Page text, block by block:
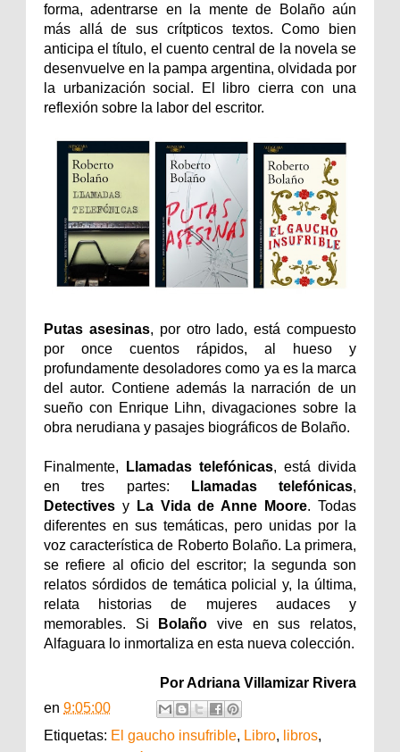
forma, adentrarse en la mente de Bolaño aún
más allá de sus crítpticos textos. Como bien
anticipa el título, el cuento central de la novela se
desenvuelve en la pampa argentina, olvidada por
la urbanización social. El libro cierra con una
reflexión sobre la labor del escritor.
Putas asesinas, por otro lado, está compuesto
por once cuentos rápidos, al hueso y
profundamente desoladores como ya es la marca
del autor. Contiene además la narración de un
sueño con Enrique Lihn, divagaciones sobre la
obra nerudiana y pasajes biográficos de Bolaño.
Finalmente, Llamadas telefónicas, está divida
en tres partes:
Llamadas telefónicas,
Detectives y La Vida de Anne Moore. Todas
diferentes en sus temáticas, pero unidas por la
voz característica de Roberto Bolaño. La primera,
se refiere al oficio del escritor; la segunda son
relatos sórdidos de temática policial y, la última,
relata historias de mujeres audaces y
memorables. Si
Bolañovive en sus relatos,
Alfaguara lo inmortaliza en esta nueva colección.
Por Adriana Villamizar Rivera
en 9:05:00
Etiquetas: El gaucho insufrible, Libro, libros,